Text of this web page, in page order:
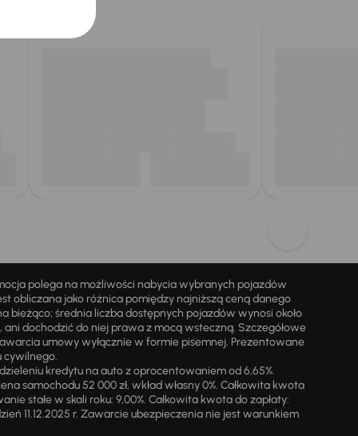
polega na możliwości nabycia wybranych pojazdów
obliczana jako różnica pomiędzy najniższą ceną danego
bieżąco; średnia liczba dostępnych pojazdów wynosi około
dochodzić do niej prawa z mocą wsteczną. Szczegółowe
umowy wyłącznie w formie pisemnej. Prezentowane
cywilnego.
kredytu na auto z oprocentowaniem od 6,65%.
samochodu 52 000 zł, wkład własny 0%. Całkowita kwota
stałe w skali roku: 9,00%. Całkowita kwota do zapłaty:
11.12.2025 r. Zawarcie ubezpieczenia nie jest warunkiem